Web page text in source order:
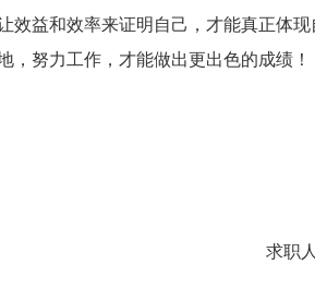
效益和效率来证明自己，才能真正体现
努力工作，才能做出更出色的成绩！
求职人